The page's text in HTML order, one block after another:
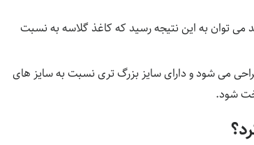
می توان به این نتیجه رسید که کاغذ گلاسه به نسبت
می شود و دارای سایز بزرگ تری نسبت به سایز های
شود.